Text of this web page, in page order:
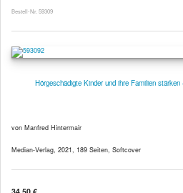
Bestell-Nr. 59309
Hörgeschädigte Kinder und ihre Familien
von Manfred Hintermair
Median-Verlag, 2021, 189 Seiten, Softcover
34,50 €